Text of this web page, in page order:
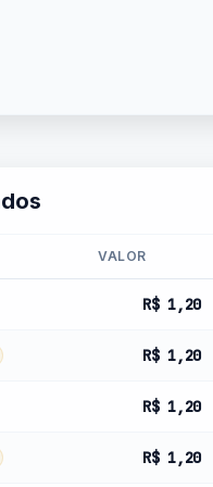
VALOR
R$ 1,20
R$ 1,20
R$ 1,20
R$ 1,20